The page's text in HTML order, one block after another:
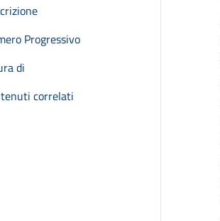
Progressivo
di
correlati